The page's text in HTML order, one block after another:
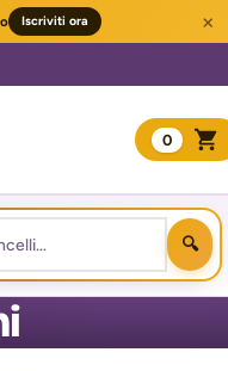
Iscriviti ora ×
0